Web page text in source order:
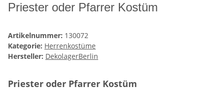
Priester oder Pfarrer Kostüm
Artikelnummer: 130072
Kategorie: Herrenkostüme
Hersteller: DekolagerBerlin
Priester oder Pfarrer Kostüm